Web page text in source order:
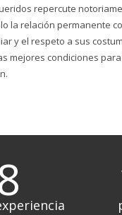
repercute
la relación permanente
y el respeto a sus
mejores condiciones